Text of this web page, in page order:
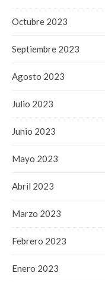
Octubre 2023
Septiembre 2023
Agosto 2023
Julio 2023
Junio 2023
Mayo 2023
Abril 2023
Marzo 2023
Febrero 2023
Enero 2023